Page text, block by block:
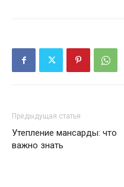
Предыдущая статья
Утепление мансарды: что
важно знать